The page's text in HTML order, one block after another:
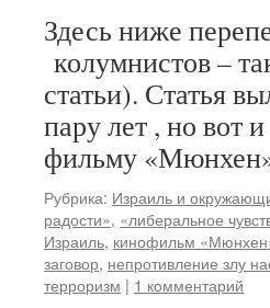
Здесь ниже
колумнистов –
статьи). Статья
пару лет , но вот
фильму
Рубрика: Израиль и
радости», «либеральное
Израиль, кинофильм
заговор, непротивление злу
терроризм | 1 комментарий